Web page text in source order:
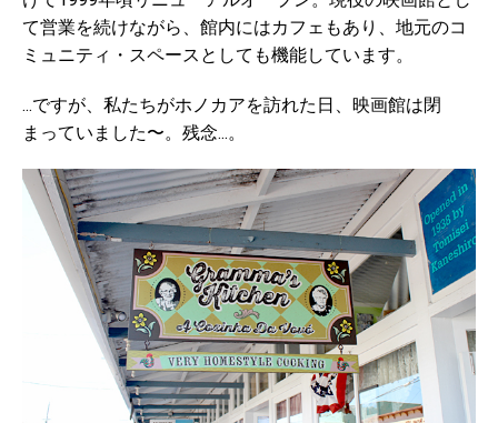
て営業を続けながら、館内にはカフェもあり、地元のコ
ミュニティ・スペースとしても機能しています。
...ですが、私たちがホノカアを訪れた日、映画館は閉
まっていました〜。残念...。